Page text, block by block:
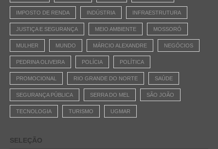
IMPOSTO DE RENDA INDÚSTRIA INFRAESTRUTURA
JUSTIÇA E SEGURANÇA MEIO AMBIENTE MOSSORÓ
MULHER MUNDO MÁRCIO ALEXANDRE NEGÓCIOS
PEDRINA OLIVEIRA POLÍCIA POLÍTICA
PROMOCIONAL RIO GRANDE DO NORTE SAÚDE
SEGURANÇA PÚBLICA SERRA DO MEL SÃO JOÃO
TECNOLOGIA TURISMO UGMAR
SELEÇÃO